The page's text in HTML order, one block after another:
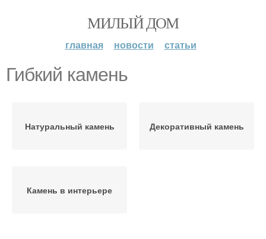
МИЛЫЙ ДОМ
главная новости статьи
Гибкий камень
Натуральный камень Декоративный камень
Камень в интерьере